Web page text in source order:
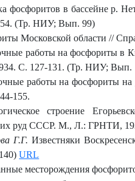
фосфоритов в бассейне р.
(Тр. НИУ; Вып. 99)
Московской области //
работы на фосфориты в
С. 127-131. (Тр. НИУ; Вып.
работы на фосфориты на
155.
строение
руд СССР. М., Л.: ГРНТИ,
Г.Г. Известняки
URL
месторождения